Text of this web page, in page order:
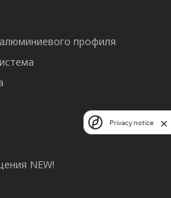
профиля
NEW!
Privacy notice